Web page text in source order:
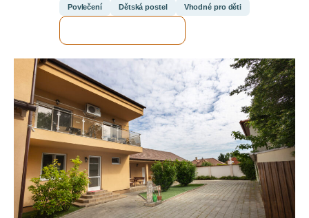
Povlečení Dětská postel Vhodné pro děti